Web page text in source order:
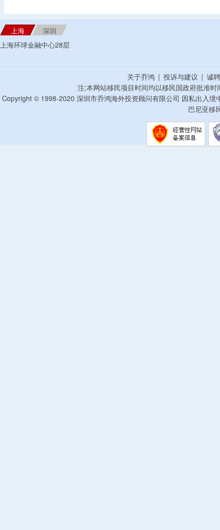
上海
深圳
上海环球金融中心28层
关于乔鸿 | 投诉与建议 | 诚
注;本网站移民项目时间均以移民国政府批准
Copyright © 1998-2020 深圳市乔鸿海外投资顾问有限公司 因私出入
巴尼亚移